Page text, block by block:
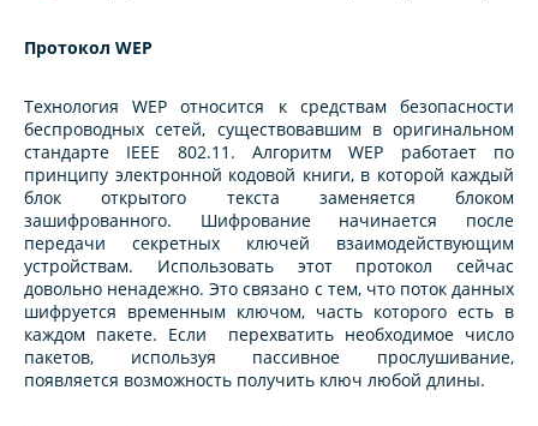
Протокол WEP
Технология WEP относится к средствам безопасности
беспроводных сетей, существовавшим в оригинальном
стандарте IEEE 802.11. Алгоритм WEP работает по
принципу электронной кодовой книги, в которой каждый
блок открытого текста заменяется блоком
зашифрованного. Шифрование начинается после
передачи секретных ключей взаимодействующим
устройствам. Использовать этот протокол сейчас
довольно ненадежно. Это связано с тем, что поток данных
шифруется временным ключом, часть которого есть в
каждом пакете. Если перехватить необходимое число
пакетов, используя пассивное прослушивание,
появляется возможность получить ключ любой длины.